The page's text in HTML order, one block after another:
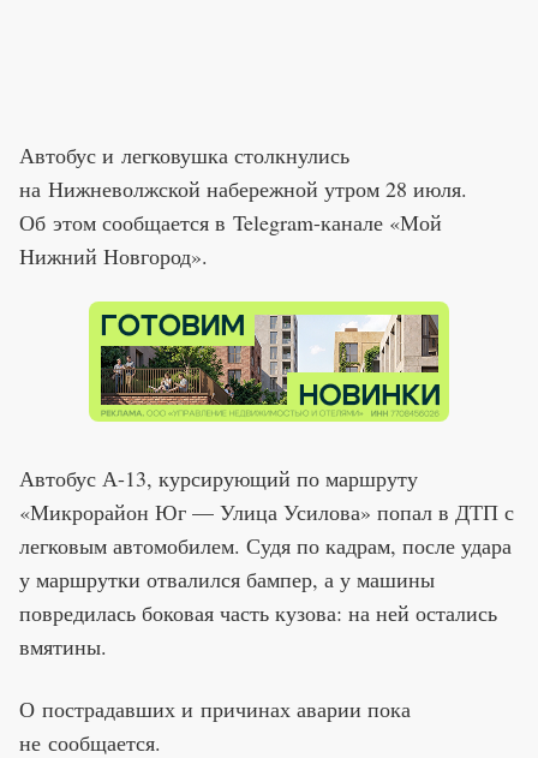
Автобус и легковушка столкнулись
на Нижневолжской набережной утром 28 июля.
Об этом сообщается в Telegram-канале «Мой
Нижний Новгород».
Автобус А-13, курсирующий по маршруту
«Микрорайон Юг — Улица Усилова» попал в ДТП с
легковым автомобилем. Судя по кадрам, после удара
у маршрутки отвалился бампер, а у машины
повредилась боковая часть кузова: на ней остались
вмятины.
О пострадавших и причинах аварии пока
не сообщается.